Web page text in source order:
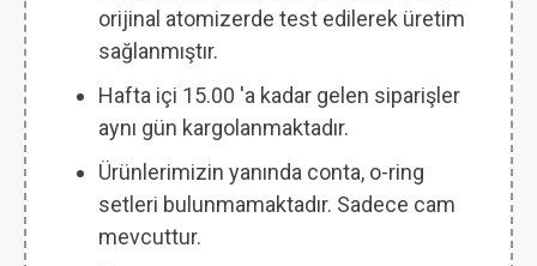
orijinal atomizerde test edilerek üretim
sağlanmıştır.
Hafta içi 15.00 'a kadar gelen siparişler
aynı gün kargolanmaktadır.
Ürünlerimizin yanında conta, o-ring
setleri bulunmamaktadır. Sadece cam
mevcuttur.